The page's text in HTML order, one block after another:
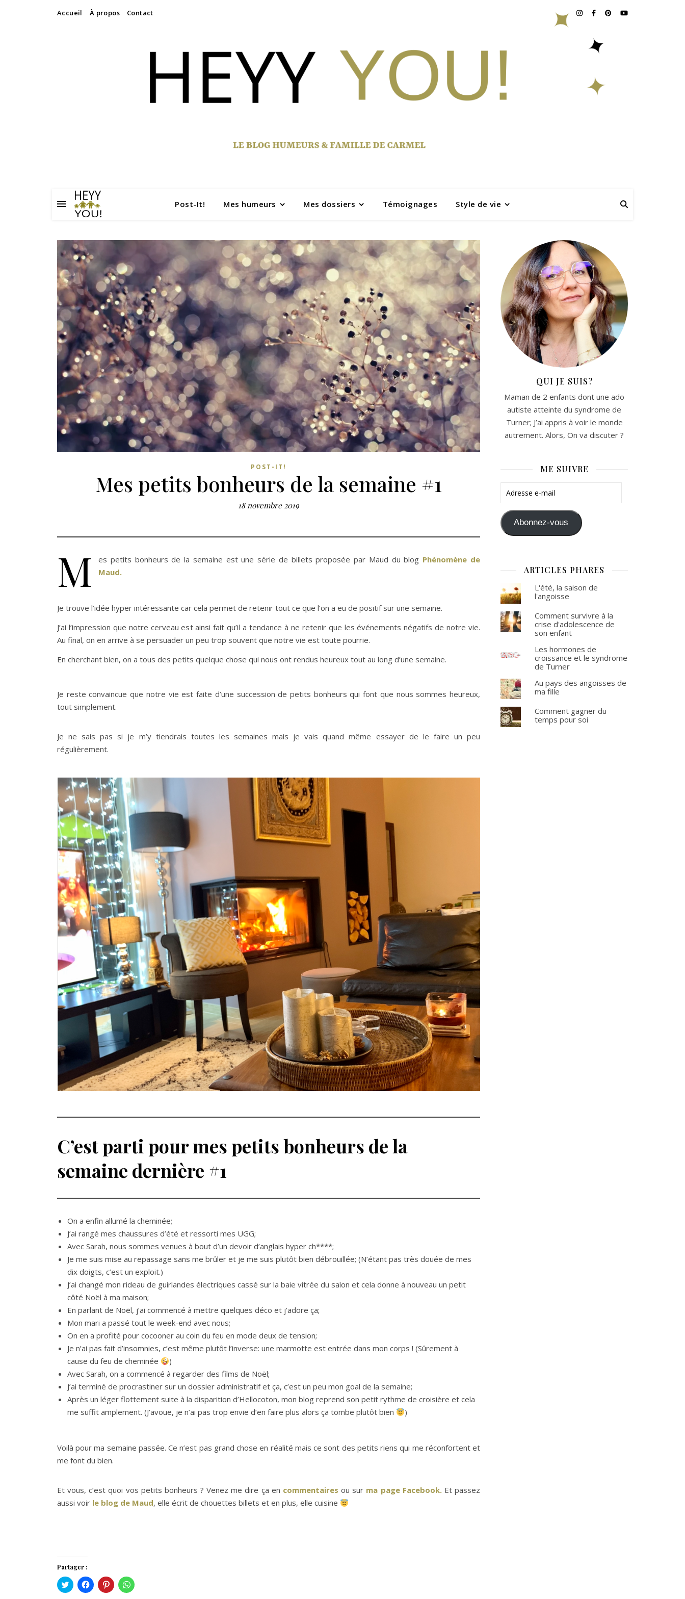
Accueil À propos Contact
Post-It! Mes humeurs Mes dossiers Témoignages Style de vie
POST-IT!
Mes petits bonheurs de la semaine #1
18 novembre 2019
M es petits bonheurs de la semaine est une série de billets proposée par Maud du blog Phénomène de
Maud.
Je trouve l’idée hyper intéressante car cela permet de retenir tout ce que l’on a eu de positif sur une semaine.
J’ai l’impression que notre cerveau est ainsi fait qu’il a tendance à ne retenir que les événements négatifs de notre vie.
Au final, on en arrive à se persuader un peu trop souvent que notre vie est toute pourrie.
En cherchant bien, on a tous des petits quelque chose qui nous ont rendus heureux tout au long d’une semaine.
Je reste convaincue que notre vie est faite d’une succession de petits bonheurs qui font que nous sommes heureux,
tout simplement.
Je ne sais pas si je m’y tiendrais toutes les semaines mais je vais quand même essayer de le faire un peu
régulièrement.
C’est parti pour mes petits bonheurs de la
semaine dernière #1
On a enfin allumé la cheminée;
J’ai rangé mes chaussures d’été et ressorti mes UGG;
Avec Sarah, nous sommes venues à bout d’un devoir d’anglais hyper ch****;
Je me suis mise au repassage sans me brûler et je me suis plutôt bien débrouillée; (N’étant pas très douée de mes
dix doigts, c’est un exploit.)
J’ai changé mon rideau de guirlandes électriques cassé sur la baie vitrée du salon et cela donne à nouveau un petit
côté Noël à ma maison;
En parlant de Noël, j’ai commencé à mettre quelques déco et j’adore ça;
Mon mari a passé tout le week-end avec nous;
On en a profité pour cocooner au coin du feu en mode deux de tension;
Je n’ai pas fait d’insomnies, c’est même plutôt l’inverse: une marmotte est entrée dans mon corps ! (Sûrement à
cause du feu de cheminée
)
Avec Sarah, on a commencé à regarder des films de Noël;
J’ai terminé de procrastiner sur un dossier administratif et ça, c’est un peu mon goal de la semaine;
Après un léger flottement suite à la disparition d’Hellocoton, mon blog reprend son petit rythme de croisière et cela
me suffit amplement. (J’avoue, je n’ai pas trop envie d’en faire plus alors ça tombe plutôt bien
)
Voilà pour ma semaine passée. Ce n’est pas grand chose en réalité mais ce sont des petits riens qui me réconfortent et
me font du bien.
Et vous, c’est quoi vos petits bonheurs ? Venez me dire ça en commentairesou sur ma page Facebook.Et passez
aussi voir le blog de Maud, elle écrit de chouettes billets et en plus, elle cuisine
Partager :
Cliquez
pour
Cliquez
pour
Cliquez
pour
Cliquez
pour
QUI JE SUIS?
Maman de 2 enfants dont une ado
autiste atteinte du syndrome de
Turner; J’ai appris à voir le monde
autrement. Alors, On va discuter ?
ME SUIVRE
Adresse e-mail
Abonnez-vous
ARTICLES PHARES
L'été, la saison de
l'angoisse
Comment survivre à la
crise d'adolescence de
son enfant
Les hormones de
croissance et le syndrome
de Turner
Au pays des angoisses de
ma fille
Comment gagner du
temps pour soi